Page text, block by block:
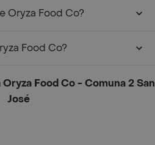
Oryza Food Co?
Food Co?
Food Co - Comuna 2 San
José